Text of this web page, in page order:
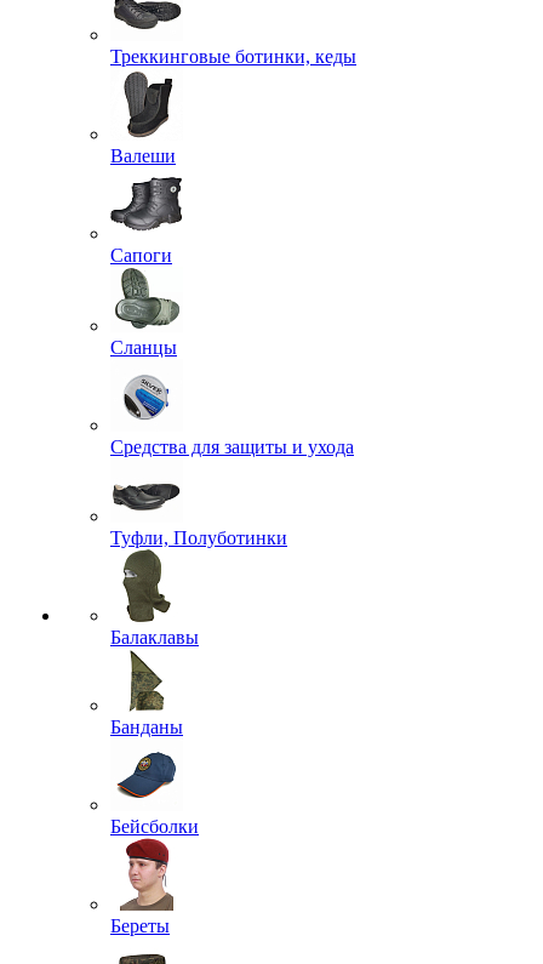
Треккинговые ботинки, кеды
Валеши
Сапоги
Сланцы
Средства для защиты и ухода
Туфли, Полуботинки
Балаклавы
Банданы
Бейсболки
Береты